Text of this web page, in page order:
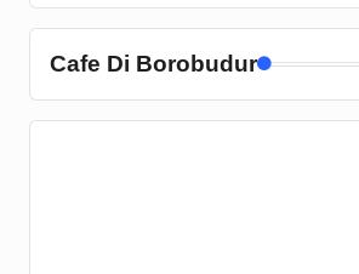
Cafe Di Borobudur